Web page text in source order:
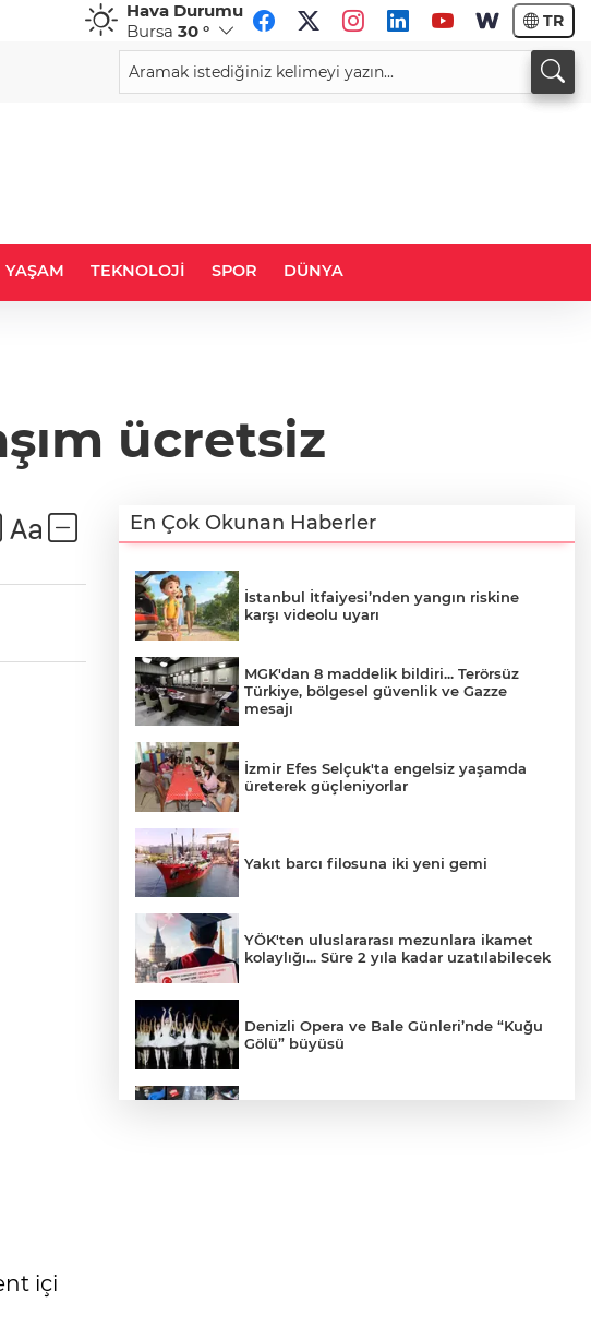
Hava Durumu
Bursa 30 ° TR
CHF
58,8349%0,46
34,0300
YAŞAM TEKNOLOJİ SPOR DÜNYA
ücretsiz
içi
En Çok Okunan Haberler
İstanbul İtfaiyesi’nden yangın riskine
karşı videolu uyarı
MGK'dan 8 maddelik bildiri... Terörsüz
Türkiye, bölgesel güvenlik ve Gazze
mesajı
İzmir Efes Selçuk'ta engelsiz yaşamda
üreterek güçleniyorlar
Yakıt barcı filosuna iki yeni gemi
YÖK'ten uluslararası mezunlara ikamet
kolaylığı... Süre 2 yıla kadar uzatılabilecek
Denizli Opera ve Bale Günleri’nde “Kuğu
Gölü” büyüsü